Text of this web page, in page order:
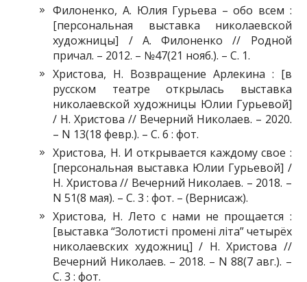
Филоненко, А. Юлия Гурьева – обо всем :
[персональная выставка николаевской
художницы] / А. Филоненко // Родной
причал. – 2012. – №47(21 нояб.). – С. 1.
Христова, Н. Возвращение Арлекина : [в
русском театре открылась выставка
николаевской художницы Юлии Гурьевой]
/ Н. Христова // Вечерний Николаев. – 2020.
– N 13(18 февр.). – С. 6 : фот.
Христова, Н. И открывается каждому свое :
[персональная выставка Юлии Гурьевой] /
Н. Христова // Вечерний Николаев. – 2018. –
N 51(8 мая). – С. 3 : фот. – (Вернисаж).
Христова, Н. Лето с нами не прощается :
[выставка “Золотисті промені літа” четырёх
николаевских художниц] / Н. Христова //
Вечерний Николаев. – 2018. – N 88(7 авг.). –
С. 3 : фот.